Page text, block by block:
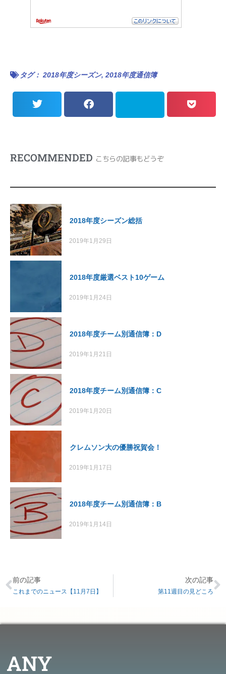
タグ： 2018年度シーズン, 2018年度通信簿
RECOMMENDED こちらの記事もどうぞ
2018年度シーズン総括
2019年1月29日
2018年度厳選ベスト10ゲーム
2019年1月24日
2018年度チーム別通信簿：D
2019年1月21日
2018年度チーム別通信簿：C
2019年1月20日
クレムソン大の優勝祝賀会！
2019年1月17日
2018年度チーム別通信簿：B
2019年1月14日
前の記事
これまでのニュース【11月7日】
次の記事
第11週目の見どころ
ANY